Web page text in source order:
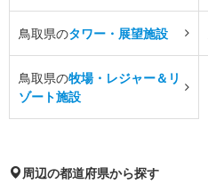
鳥取県のタワー・展望施設
鳥取県の牧場・レジャー＆リ
ゾート施設
周辺の都道府県から探す